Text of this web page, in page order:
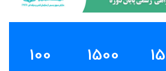
1500
100